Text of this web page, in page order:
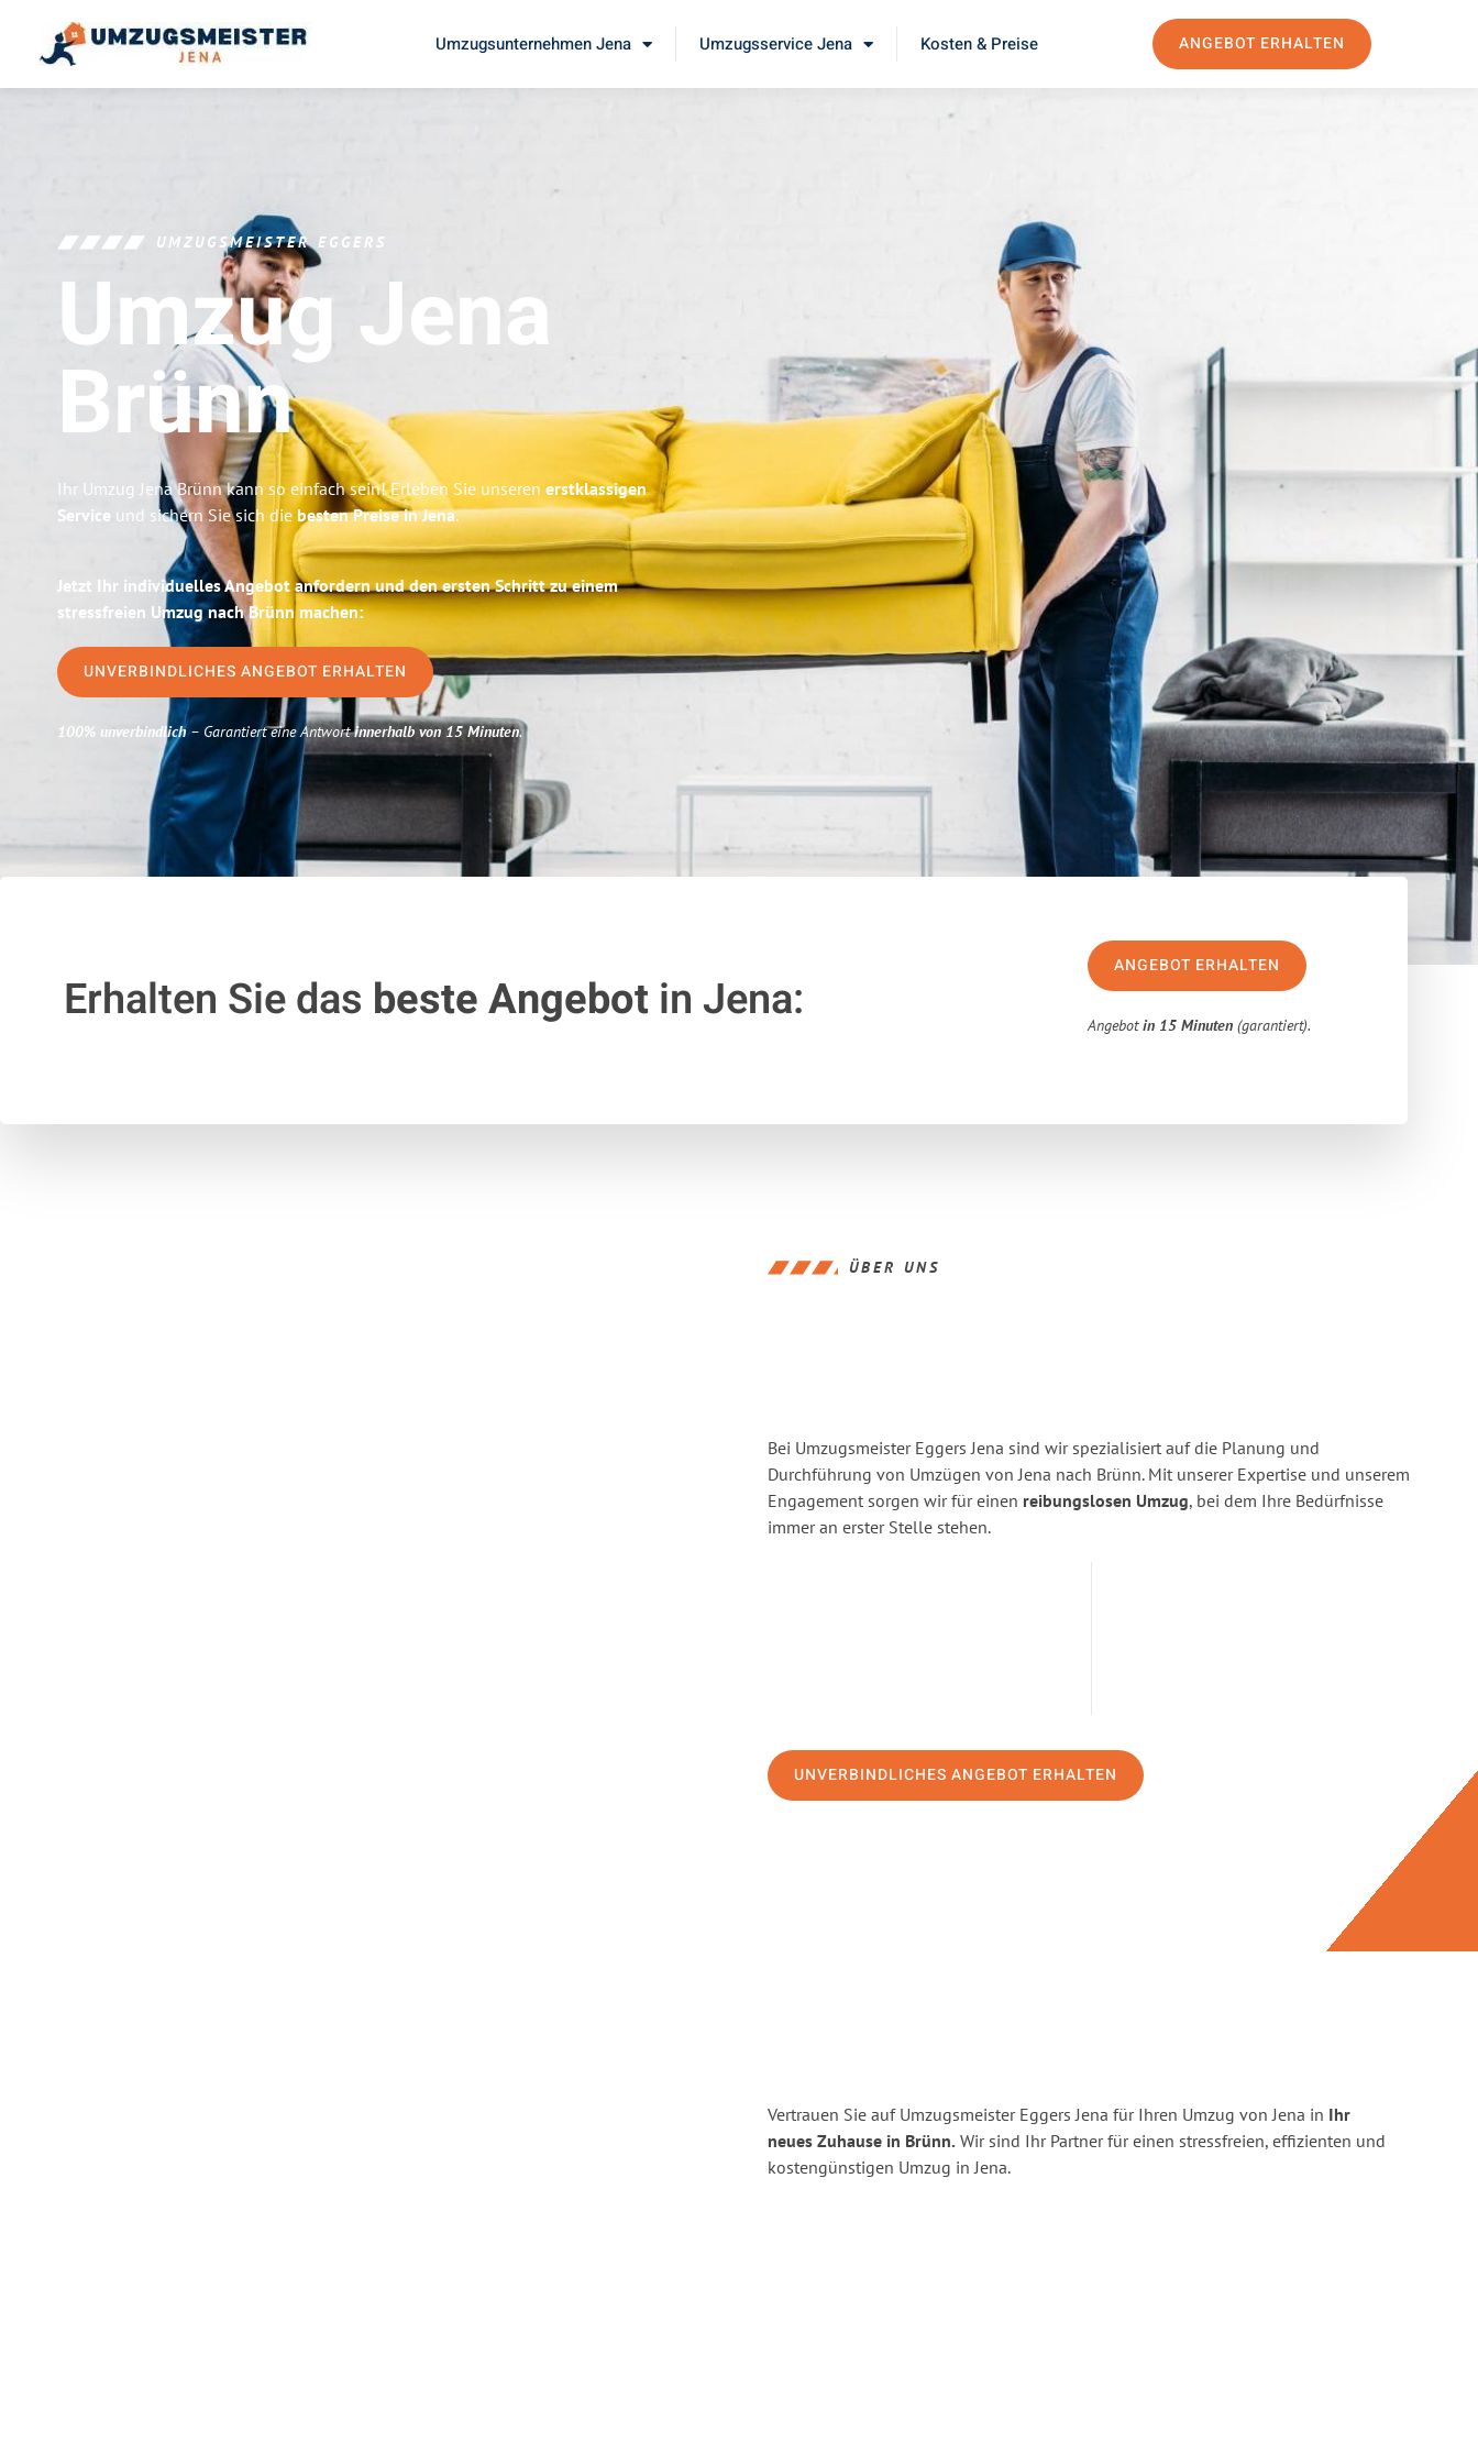
Umzugsunternehmen Jena Umzugsservice Jena Kosten & Preise ANGEBOT ERHALTEN
UMZUGSMEISTER EGGERS
Umzug Jena
Brünn
Ihr Umzug Jena Brünn kann so einfach sein! Erleben Sie unseren erstklassigen
Service und sichern Sie sich die besten Preise in Jena.
Jetzt Ihr individuelles Angebot anfordern und den ersten Schritt zu einem
stressfreien Umzug nach Brünn machen:
UNVERBINDLICHES ANGEBOT ERHALTEN
100% unverbindlich– Garantiert eine Antwortinnerhalb von 15 Minuten.
Erhalten Sie das beste Angebotin Jena:
ANGEBOT ERHALTEN
Angebotin 15 Minuten (garantiert).
ÜBER UNS
Bei Umzugsmeister Eggers Jena sind wir spezialisiert auf die Planung und
Durchführung von Umzügen von Jena nach Brünn. Mit unserer Expertise und unserem
Engagement sorgen wir für einen reibungslosen Umzug, bei dem Ihre Bedürfnisse
immer an erster Stelle stehen.
UNVERBINDLICHES ANGEBOT ERHALTEN
Vertrauen Sie auf Umzugsmeister Eggers Jena für Ihren Umzug von Jena in Ihr
neues Zuhause in Brünn. Wir sind Ihr Partner für einen stressfreien, effizienten und
kostengünstigen Umzug in Jena.